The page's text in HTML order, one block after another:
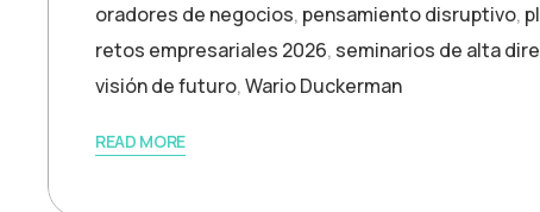
oradores de negocios, pensamiento disruptivo,
retos empresariales 2026, seminarios de alta
visión de futuro,Wario Duckerman
READ MORE